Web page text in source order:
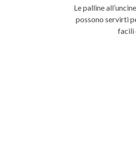
Le palline
possono servirti
facili